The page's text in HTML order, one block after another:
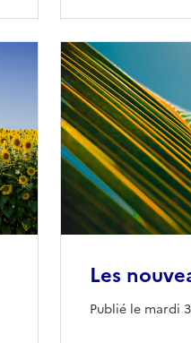
Les
Publié le mardi